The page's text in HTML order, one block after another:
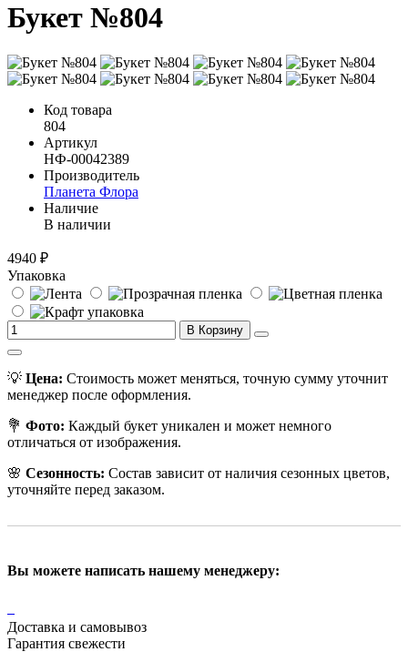
Букет №804
Код товара
804
Артикул
НФ-00042389
Производитель
Планета Флора
Наличие
В наличии
4940 ₽
Упаковка
В Корзину
💡 Цена: Стоимость может меняться, точную сумму уточнит
менеджер после оформления.
💐 Фото: Каждый букет уникален и может немного
отличаться от изображения.
🌸 Сезонность: Состав зависит от наличия сезонных цветов,
уточняйте перед заказом.
Вы можете написать нашему менеджеру:
Доставка и самовывоз
Гарантия свежести